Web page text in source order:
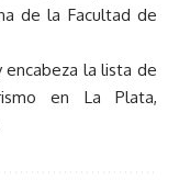
de la Facultad de
la lista de
en La Plata,